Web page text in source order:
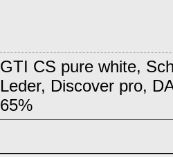
GTI CS pure white,
Leder, Discover pro,
65%